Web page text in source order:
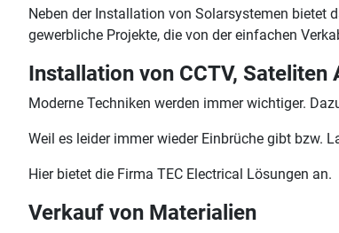
Neben der Installation von Solarsystemen bietet
gewerbliche Projekte, die von der einfachen
Installation von CCTV, Sateliten
Moderne Techniken werden immer wichtiger.
Weil es leider immer wieder Einbrüche gibt bzw.
Hier bietet die Firma TEC Electrical Lösungen an.
Verkauf von Materialien